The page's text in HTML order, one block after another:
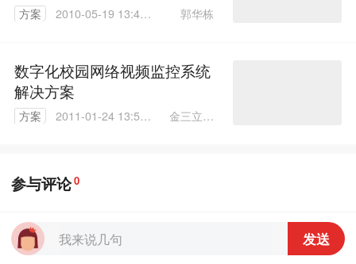
方案
2010-05-19 13:45:
郭华栋
数字化校园网络视频监控系统
解决方案
方案
2011-01-24 13:59:
金三立视
参与评论0
发送